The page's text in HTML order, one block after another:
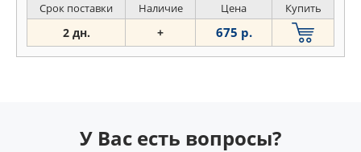
Срок поставки Наличие Цена Купить
2 дн. + 675 р.
У Вас есть вопросы?